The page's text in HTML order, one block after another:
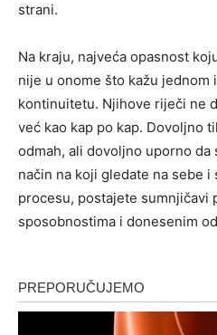
strani.
Na kraju, najveća opasnost
nije u onome što kažu jednom
kontinuitetu. Njihove riječi ne
već kao kap po kap. Dovoljno
odmah, ali dovoljno uporno
način na koji gledate na sebe
procesu, postajete sumnjičavi
sposobnostima i donesenim